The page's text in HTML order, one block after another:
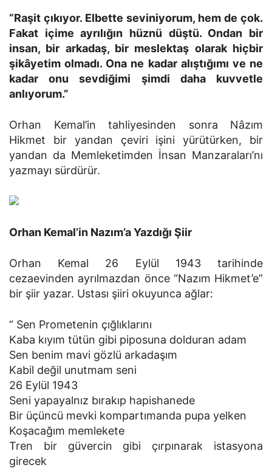
“Raşit çıkıyor. Elbette seviniyorum, hem de çok.
Fakat içime ayrılığın hüznü düştü. Ondan bir
insan, bir arkadaş, bir meslektaş olarak hiçbir
şikâyetim olmadı. Ona ne kadar alıştığımı ve ne
kadar onu sevdiğimi şimdi daha kuvvetle
anlıyorum.”
Orhan Kemal’in tahliyesinden sonra Nâzım
Hikmet bir yandan çeviri işini yürütürken, bir
yandan da Memleketimden İnsan Manzaraları’nı
yazmayı sürdürür.
Orhan Kemal’in Nazım’a Yazdığı Şiir
Orhan Kemal 26 Eylül 1943 tarihinde
cezaevinden ayrılmazdan önce “Nazım Hikmet’e”
bir şiir yazar. Ustası şiiri okuyunca ağlar:
“ Sen Prometenin çığlıklarını
Kaba kıyım tütün gibi piposuna dolduran adam
Sen benim mavi gözlü arkadaşım
Kabil değil unutmam seni
26 Eylül 1943
Seni yapayalnız bırakıp hapishanede
Bir üçüncü mevki kompartımanda pupa yelken
Koşacağım memlekete
Tren bir güvercin gibi çırpınarak istasyona
girecek